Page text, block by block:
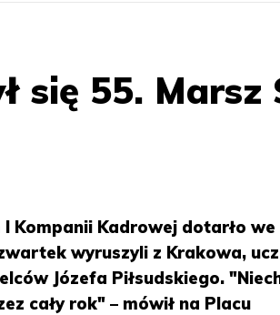
się 55. Marsz
Kompanii Kadrowej dotarło we
wyruszyli z Krakowa,
Józefa Piłsudskiego.
cały rok" – mówił na Placu